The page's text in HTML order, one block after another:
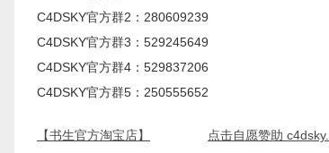
C4DSKY官方群2：280609239
C4DSKY官方群3：529245649
C4DSKY官方群4：529837206
C4DSKY官方群5：250555652
【书生官方淘宝店】 点击自愿赞助